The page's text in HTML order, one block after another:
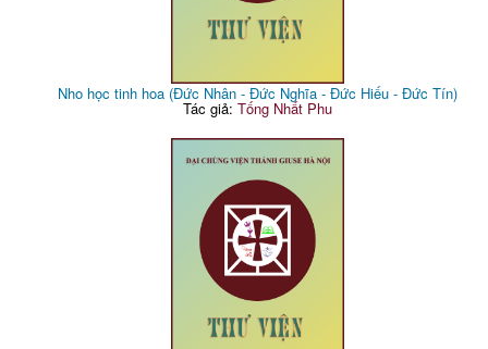
Nho học tinh hoa (Đức Nhân - Đức Nghĩa - Đức Hiếu - Đức Tín)
Tác giả: Tống Nhất Phu